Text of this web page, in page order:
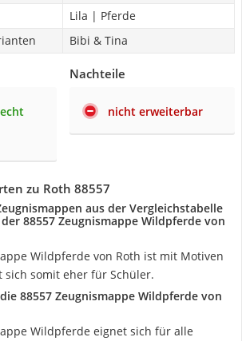
Lila | Pferde
Bibi & Tina
Nachteile
nicht erweiterbar
zu Roth 88557
aus der Vergleichstabelle
‎88557 Zeugnismappe Wildpferde von
Wildpferde von Roth ist mit Motiven
sich somit eher für Schüler.
‎88557 Zeugnismappe Wildpferde von
Wildpferde eignet sich für alle